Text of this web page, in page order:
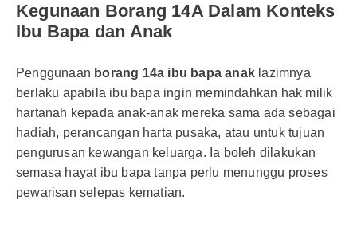
Kegunaan Borang 14A Dalam Konteks
Ibu Bapa dan Anak
Penggunaan borang 14a ibu bapa anak lazimnya
berlaku apabila ibu bapa ingin memindahkan hak milik
hartanah kepada anak-anak mereka sama ada sebagai
hadiah, perancangan harta pusaka, atau untuk tujuan
pengurusan kewangan keluarga. Ia boleh dilakukan
semasa hayat ibu bapa tanpa perlu menunggu proses
pewarisan selepas kematian.